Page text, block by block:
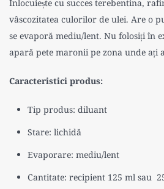
Înlocuiește cu succes terebentina,
vâscozitatea culorilor de ulei. Are o
se evaporă mediu/lent. Nu folosiți în
apară pete maronii pe zona unde ați
Caracteristici produs:
Tip produs: diluant
Stare: lichidă
Evaporare: mediu/lent
Cantitate: recipient 125 ml sau